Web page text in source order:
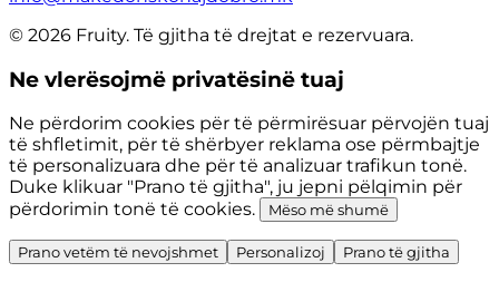
© 2026 Fruity. Të gjitha të drejtat e rezervuara.
Ne vlerësojmë privatësinë tuaj
Ne përdorim cookies për të përmirësuar përvojën tuaj
të shfletimit, për të shërbyer reklama ose përmbajtje
të personalizuara dhe për të analizuar trafikun tonë.
Duke klikuar "Prano të gjitha", ju jepni pëlqimin për
përdorimin tonë të cookies.
Mëso më shumë
Prano vetëm të nevojshmet Personalizoj Prano të gjitha